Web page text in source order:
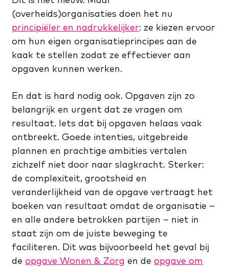
(overheids)organisaties doen het nu
principiëler en nadrukkelijker: ze kiezen ervoor
om hun eigen organisatieprincipes aan de
kaak te stellen zodat ze effectiever aan
opgaven kunnen werken.
En dat is hard nodig ook. Opgaven zijn zo
belangrijk en urgent dat ze vragen om
resultaat. Iets dat bij opgaven helaas vaak
ontbreekt. Goede intenties, uitgebreide
plannen en prachtige ambities vertalen
zichzelf niet door naar slagkracht. Sterker:
de complexiteit, grootsheid en
veranderlijkheid van de opgave vertraagt het
boeken van resultaat omdat de organisatie –
en alle andere betrokken partijen – niet in
staat zijn om de juiste beweging te
faciliteren. Dit was bijvoorbeeld het geval bij
deopgave Wonen & Zorg en deopgave om